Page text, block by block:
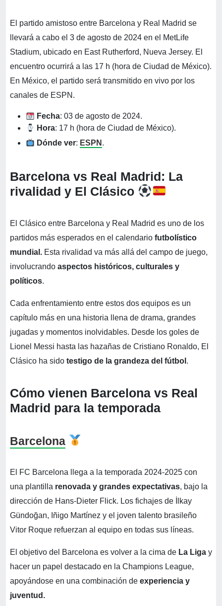
El partido amistoso entre Barcelona y Real Madrid se
llevará a cabo el 3 de agosto de 2024 en el MetLife
Stadium, ubicado en East Rutherford, Nueva Jersey. El
encuentro ocurrirá a las 17 h (hora de Ciudad de México).
En México, el partido será transmitido en vivo por los
canales de ESPN.
Fecha: 03 de agosto de 2024.
Hora: 17 h (hora de Ciudad de México).
Dónde ver: ESPN .
Barcelona vs Real Madrid: La
rivalidad y El Clásico
El Clásico entre Barcelona y Real Madrid es uno de los
partidos más esperados en el calendario futbolístico
mundial. Esta rivalidad va más allá del campo de juego,
involucrando aspectos históricos, culturales y
políticos.
Cada enfrentamiento entre estos dos equipos es un
capítulo más en una historia llena de drama, grandes
jugadas y momentos inolvidables. Desde los goles de
Lionel Messi hasta las hazañas de Cristiano Ronaldo, El
Clásico ha sido testigo de la grandeza del fútbol .
Cómo vienen Barcelona vs Real
Madrid para la temporada
Barcelona
El FC Barcelona llega a la temporada 2024-2025 con
una plantilla renovada y grandes expectativas, bajo la
dirección de Hans-Dieter Flick. Los fichajes de İlkay
Gündoğan, Iñigo Martínez y el joven talento brasileño
Vitor Roque refuerzan al equipo en todas sus líneas.
El objetivo del Barcelona es volver a la cima de La Liga y
hacer un papel destacado en la Champions League,
apoyándose en una combinación de experiencia y
juventud.